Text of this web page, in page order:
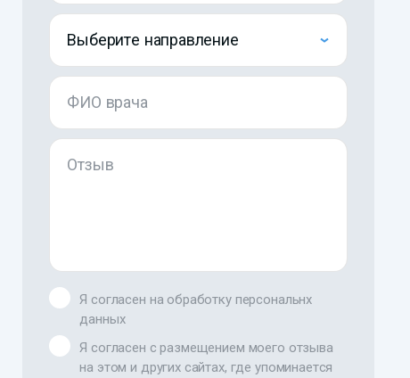
Выберите направление
ФИО врача
Отзыв
Я согласен на обработку персональнх
данных
Я согласен с размещением моего отзыва
на этом и других сайтах, где упоминается